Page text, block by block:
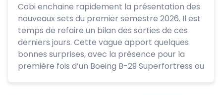
Cobi enchaine rapidement la présentation des
nouveaux sets du premier semestre 2026. Il est
temps de refaire un bilan des sorties de ces
derniers jours. Cette vague apport quelques
bonnes surprises, avec la présence pour la
première fois d’un Boeing B-29 Superfortress ou